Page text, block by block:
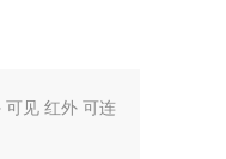
见 红外 可连